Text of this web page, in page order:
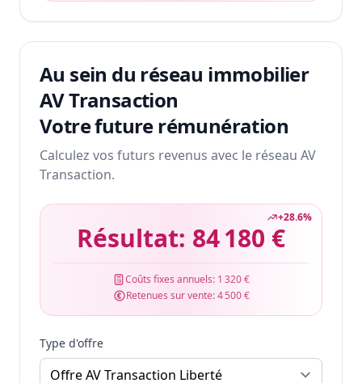
Au sein du réseau immobilier
AV Transaction
Votre future rémunération
Calculez vos futurs revenus avec le réseau AV
Transaction.
+28.6%
Résultat: 84 180 €
Coûts fixes annuels: 1 320 €
Retenues sur vente:4 500 €
Type d'offre